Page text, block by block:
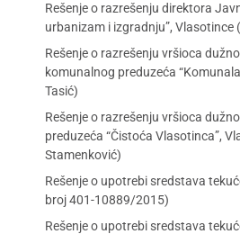
Rešenje o razrešenju direktora
urbanizam i izgradnju”, Vlasotince
Rešenje o razrešenju vršioca
komunalnog preduzeća
Tasić)
Rešenje o razrešenju vršioca
preduzeća “Čistoća Vlasotinca”,
Stamenković)
Rešenje o upotrebi sredstava
broj 401-10889/2015)
Rešenje o upotrebi sredstava